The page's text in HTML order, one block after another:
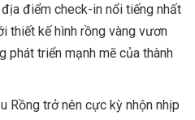
điểm check-in nổi tiếng nhất
thiết kế hình rồng vàng vươn
phát triển mạnh mẽ của thành
Rồng trở nên cực kỳ nhộn nhịp